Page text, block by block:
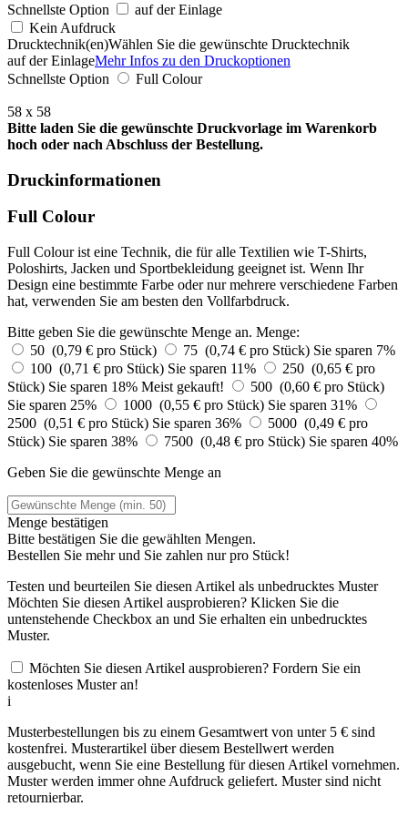
Schnellste Option
auf der Einlage
Kein Aufdruck
Drucktechnik(en)Wählen Sie die gewünschte Drucktechnik
auf der EinlageMehr Infos zu den Druckoptionen
Schnellste Option
Full Colour
58 x 58
Bitte laden Sie die gewünschte Druckvorlage im Warenkorb
hoch oder nach Abschluss der Bestellung.
Druckinformationen
Full Colour
Full Colour ist eine Technik, die für alle Textilien wie T-Shirts,
Poloshirts, Jacken und Sportbekleidung geeignet ist. Wenn Ihr
Design eine bestimmte Farbe oder nur mehrere verschiedene Farben
hat, verwenden Sie am besten den Vollfarbdruck.
Bitte geben Sie die gewünschte Menge an. Menge:
50 (0,79 € pro Stück)
75 (0,74 € pro Stück) Sie sparen 7%
100 (0,71 € pro Stück) Sie sparen 11%
250 (0,65 € pro
Stück) Sie sparen 18% Meist gekauft!
500 (0,60 € pro Stück)
Sie sparen 25%
1000 (0,55 € pro Stück) Sie sparen 31%
2500 (0,51 € pro Stück) Sie sparen 36%
5000 (0,49 € pro
Stück) Sie sparen 38% 7500 (0,48 € pro Stück) Sie sparen 40%
Geben Sie die gewünschte Menge an
Menge bestätigen
Bitte bestätigen Sie die gewählten Mengen.
Bestellen Sie mehr und Sie zahlen nurpro Stück!
Testen und beurteilen Sie diesen Artikel als unbedrucktes Muster
Möchten Sie diesen Artikel ausprobieren? Klicken Sie die
untenstehende Checkbox an und Sie erhalten ein unbedrucktes
Muster.
Möchten Sie diesen Artikel ausprobieren? Fordern Sie ein
kostenloses Muster an!
i
Musterbestellungen bis zu einem Gesamtwert von unter 5 € sind
kostenfrei. Musterartikel über diesem Bestellwert werden
ausgebucht, wenn Sie eine Bestellung für diesen Artikel vornehmen.
Muster werden immer ohne Aufdruck geliefert. Muster sind nicht
retournierbar.